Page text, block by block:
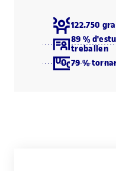
122.750
89 %
treballen
79 %